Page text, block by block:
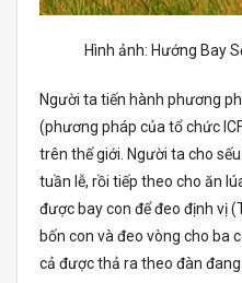
Hình ảnh: Hướng Bay
Người ta tiến hành phương
(phương pháp của tổ chức
trên thế giới. Người ta cho
tuần lễ, rồi tiếp theo cho ăn
được bay con để đeo định vị
bốn con và đeo vòng cho ba
cả được thả ra theo đàn